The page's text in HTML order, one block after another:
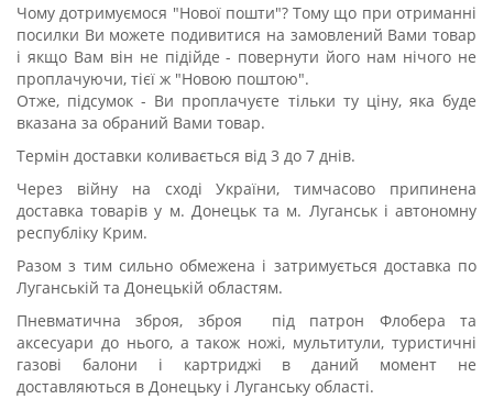
Чому дотримуємося "Нової пошти"? Тому що при отриманні
посилки Ви можете подивитися на замовлений Вами товар
і якщо Вам він не підійде - повернути його нам нічого не
проплачуючи, тієї ж "Новою поштою".
Отже, підсумок - Ви проплачуєте тільки ту ціну, яка буде
вказана за обраний Вами товар.
Термін доставки коливається від 3 до 7 днів.
Через війну на сході України, тимчасово припинена
доставка товарів у м. Донецьк та м. Луганськ і автономну
республіку Крим.
Разом з тим сильно обмежена і затримується доставка по
Луганській та Донецькій областям.
Пневматична зброя, зброя під патрон Флобера та
аксесуари до нього, а також ножі, мультитули, туристичні
газові балони і картриджі в даний момент не
доставляються в Донецьку і Луганську області.